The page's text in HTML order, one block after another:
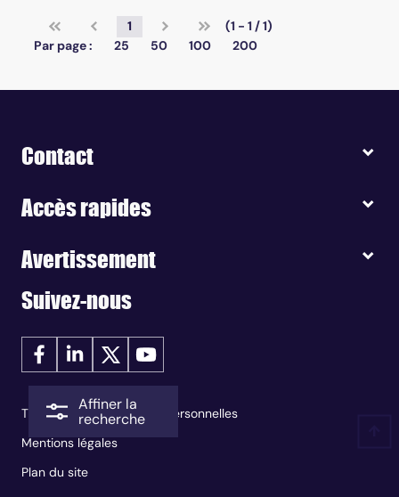
Affiner la
recherche
1
(1 - 1 / 1)
Par page :
25 50 100 200
Contact
Accès rapides
Avertissement
Suivez-nous
Traitement des données personnelles
Mentions légales
Plan du site